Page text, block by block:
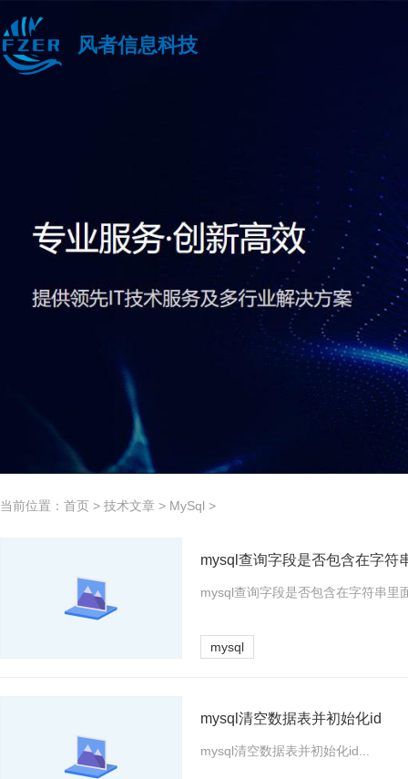
风者信息科技
当前位置： 首页 > 技术文章 > MySql >
mysql查询字段是否包含在字符
mysql查询字段是否包含在字符串里
mysql
mysql清空数据表并初始化id
mysql清空数据表并初始化id...